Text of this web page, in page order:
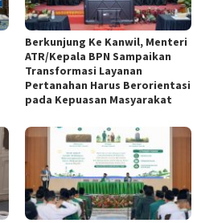
Berkunjung Ke Kanwil, Menteri
ATR/Kepala BPN Sampaikan
Transformasi Layanan
Pertanahan Harus Berorientasi
pada Kepuasan Masyarakat